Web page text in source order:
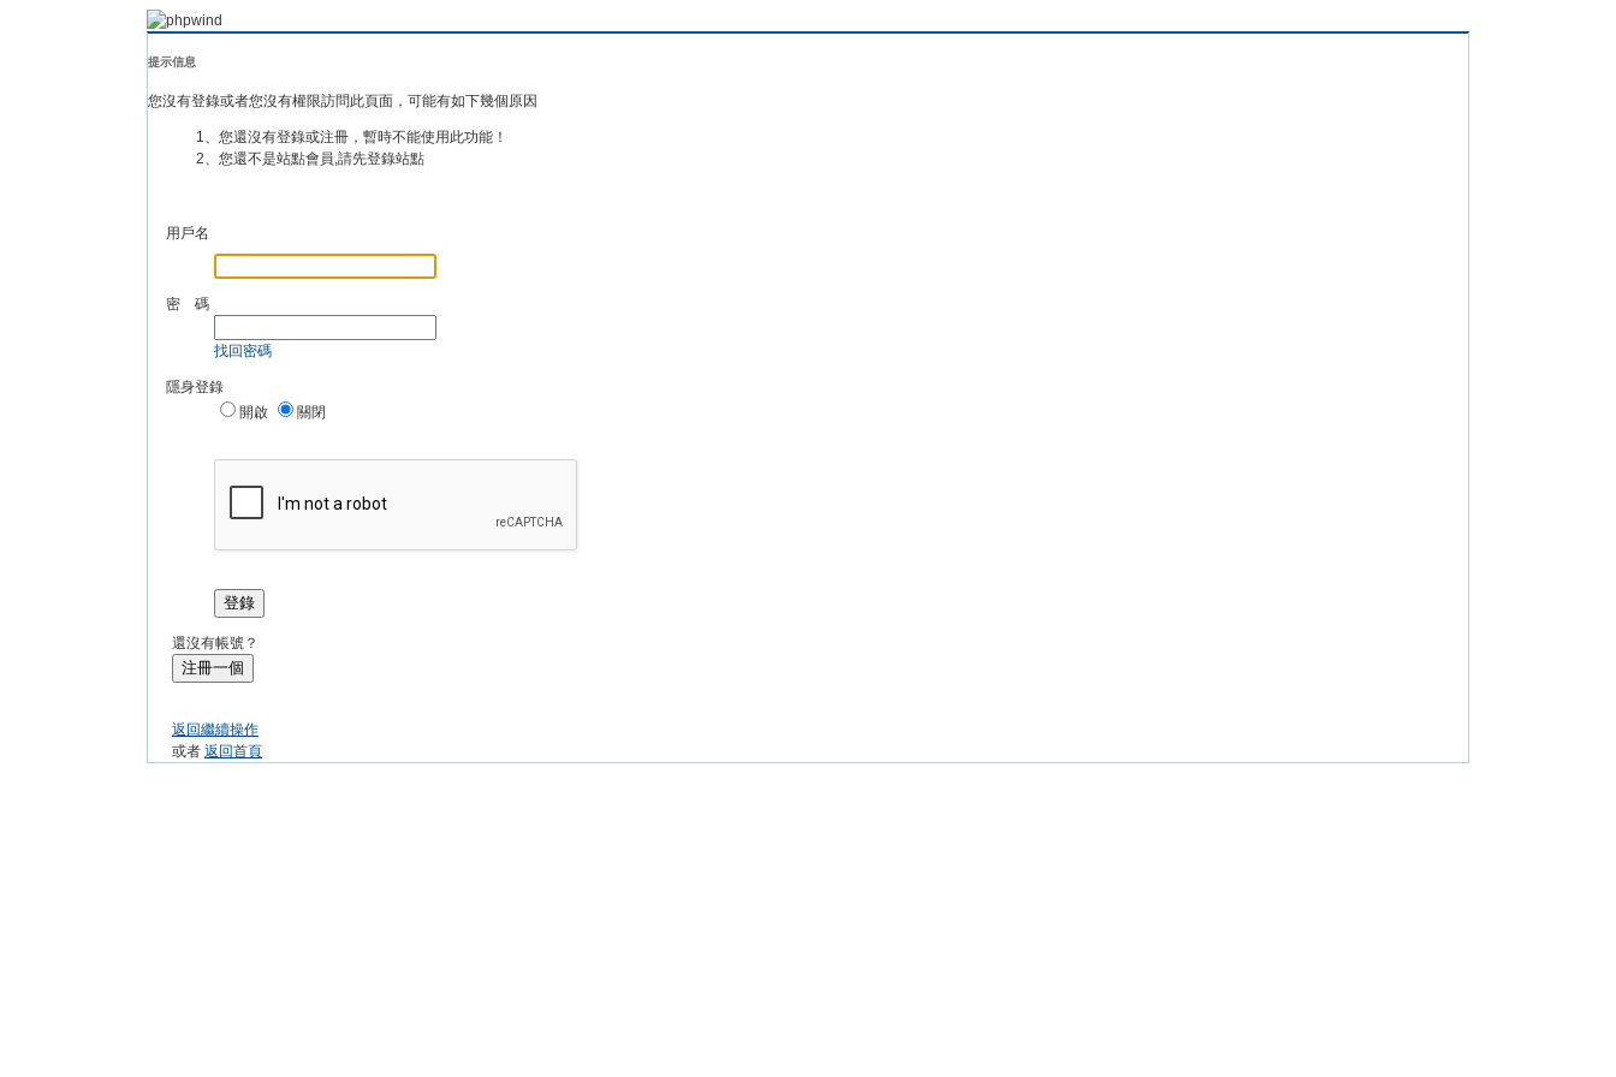
提示信息
您沒有登錄或者您沒有權限訪問此頁面，可能有如下幾個原因
1、您還沒有登錄或注冊，暫時不能使用此功能！
2、您還不是站點會員,請先登錄站點
用戶名
密 碼
找回密碼
隱身登錄
開啟
關閉
登錄
還沒有帳號？
注冊一個
返回繼續操作
或者 返回首頁